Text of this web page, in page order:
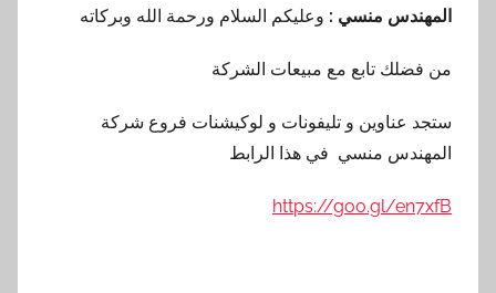
المهندس منسي : وعليكم السلام ورحمة الله وبركاته
من فضلك تابع مع مبيعات الشركة
ستجد عناوين و تليفونات و لوكيشنات فروع شركة
المهندس منسي في هذا الرابط
https://goo.gl/en7xfB